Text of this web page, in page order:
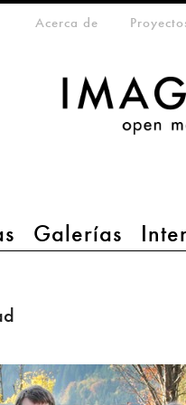
Galerías
menu
Acerca de